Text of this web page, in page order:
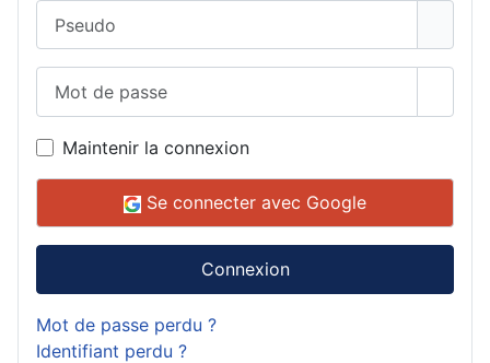
Maintenir la connexion
Se connecter avec Google
Connexion
Mot de passe perdu ?
Identifiant perdu ?